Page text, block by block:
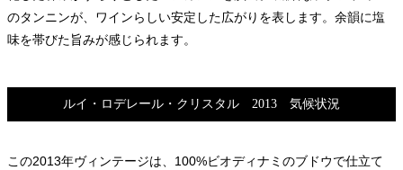
のタンニンが、ワインらしい安定した広がりを表します。余韻に塩
味を帯びた旨みが感じられます。
ルイ・ロデレール・クリスタル 2013 気候状況
この2013年ヴィンテージは、100%ビオディナミのブドウで仕立て